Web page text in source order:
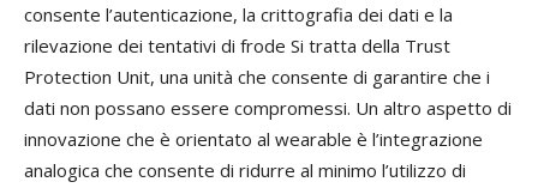
consente l’autenticazione, la crittografia dei dati e la
rilevazione dei tentativi di frode Si tratta della Trust
Protection Unit, una unità che consente di garantire che i
dati non possano essere compromessi. Un altro aspetto di
innovazione che è orientato al wearable è l’integrazione
analogica che consente di ridurre al minimo l’utilizzo di